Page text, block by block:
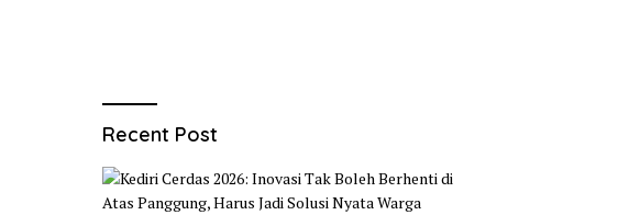
Recent Post